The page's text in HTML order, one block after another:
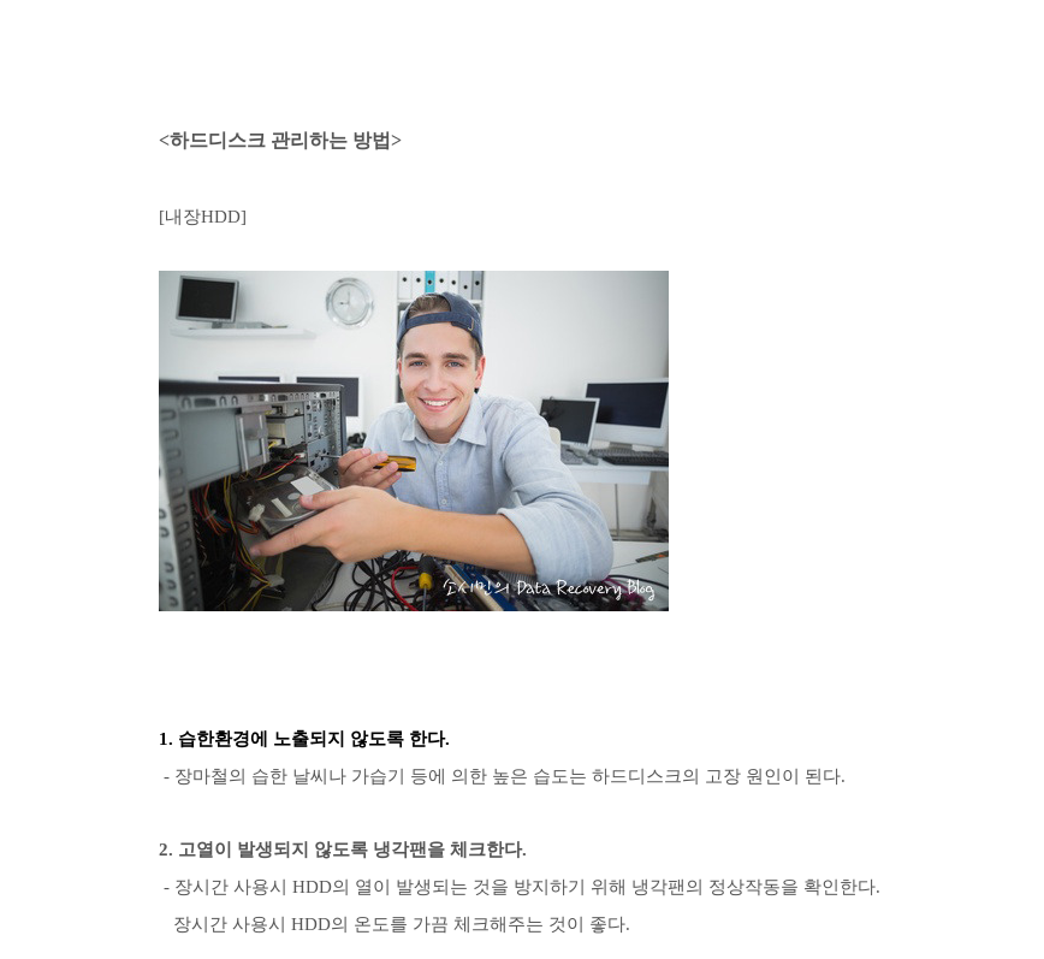
<하드디스크 관리하는 방법>
[내장HDD]
1. 습한환경에 노출되지 않도록 한다.
- 장마철의 습한 날씨나 가습기 등에 의한 높은 습도는 하드디스크의 고장 원인이 된다.
2. 고열이 발생되지 않도록 냉각팬을 체크한다.
- 장시간 사용시 HDD의 열이 발생되는 것을 방지하기 위해 냉각팬의 정상작동을 확인한다.
장시간 사용시 HDD의 온도를 가끔 체크해주는 것이 좋다.